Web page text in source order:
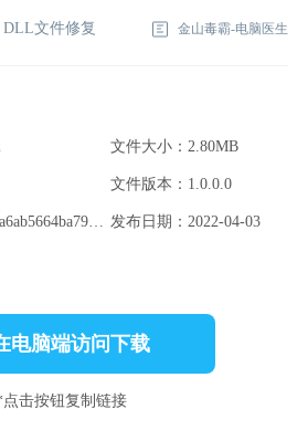
DLL文件修复 金山毒霸-电脑医生
文件大小：2.80MB
文件版本：1.0.0.0
文件MD5：31e341b80f5fa6ab5664ba79ac0b8966 发布日期：2022-04-03
电脑端访问下载
点击按钮复制链接